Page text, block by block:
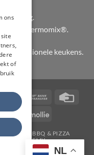
Egg.
Thermomix®.
professionele keukens.
BancontactBank
Maestro Mollie
BBQ & PIZZA
ACADEMY
MY ACCOUNT
NL
GERMAN
ENGLISH
ons
of